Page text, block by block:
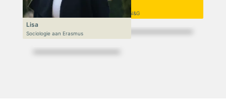
Niek
VWO 6, N&T/N&G
Lisa
Sociologie aan Erasmus